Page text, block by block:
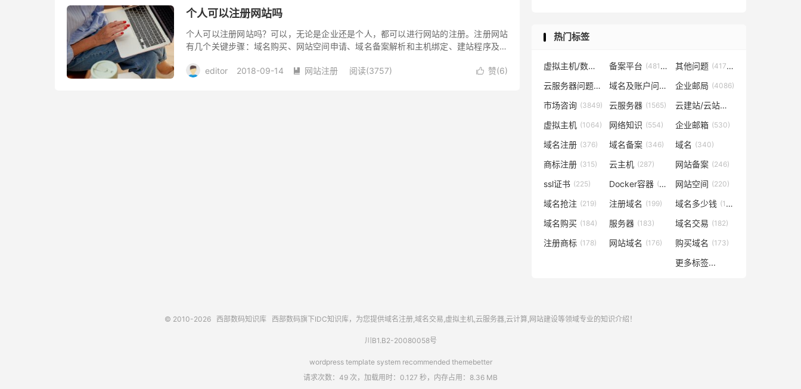
个人可以注册网站吗
个人可以注册网站吗？可以，无论是企业还是个人，都可以进行网站的注册。注册网站
有几个关键步骤：域名购买、网站空间申请、域名备案解析和主机绑定、建站程序及内
editor
2018-09-14  网站注册 阅读(3757)  赞(6)
热门标签
虚拟主机/数据库问题 (57819)
备案平台 (48153) 其他问题 (41702)
云服务器问题(38267) 域名及账户问题 (29026)
企业邮局 (4086)
市场咨询 (3849) 云服务器 (1565) 云建站/云站群/小程序
虚拟主机 (1064) 网络知识 (554) 企业邮箱 (530)
域名注册 (376) 域名备案 (346) 域名 (340)
商标注册 (315) 云主机 (287) 网站备案 (246)
ssl证书 (225) Docker容器 (221) 网站空间 (220)
域名抢注 (219) 注册域名 (199) 域名多少钱 (196)
域名购买 (184) 服务器 (183) 域名交易 (182)
注册商标 (178) 网站域名 (176) 购买域名 (173)
更多标签...
© 2010-2026 西部数码知识库 西部数码旗下IDC知识库，为您提供域名注册,域名交易,虚拟主机,云服务器,云计算,网站建设等领域专业的知识介绍！
川B1.B2-20080058号
wordpress template system recommended themebetter
请求次数：49 次，加载用时：0.127 秒，内存占用：8.36 MB